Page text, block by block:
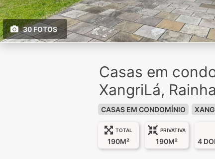
30 FOTOS
Casas em
XangriLá,
CASAS EM CONDOMÍNIO
TOTAL
190M²
PRIVATIVA
190M² 4